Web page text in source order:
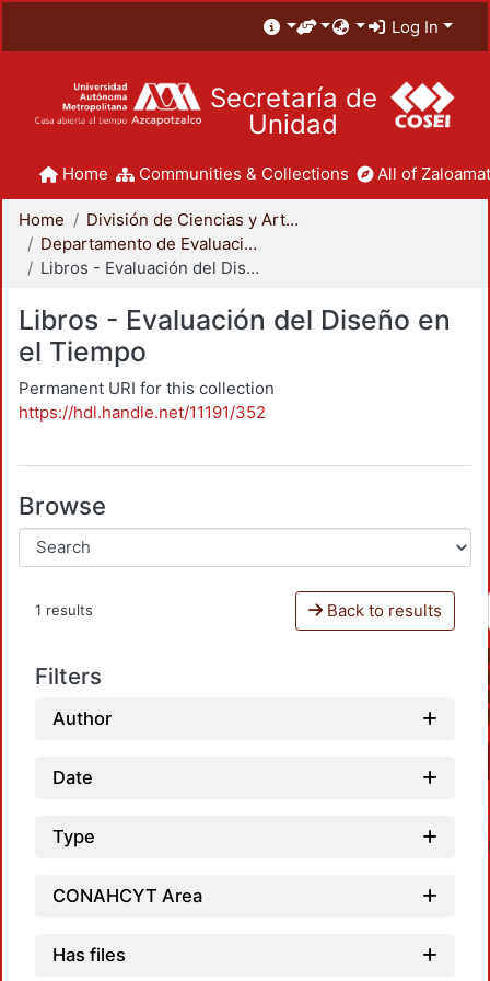
Log In
Secretaría de
Unidad
Home Communities & Collections All of
Home
División de Ciencias y Artes para el Diseño
Departamento de Evaluación del Diseño en el Tiempo
Libros - Evaluación del Diseño en el Tiempo
Libros - Evaluación del Diseño en
el Tiempo
Permanent URI for this collection
https://hdl.handle.net/11191/352
Browse
1 results Back to results
Filters
Author
Date
Type
CONAHCYT Area
Has files